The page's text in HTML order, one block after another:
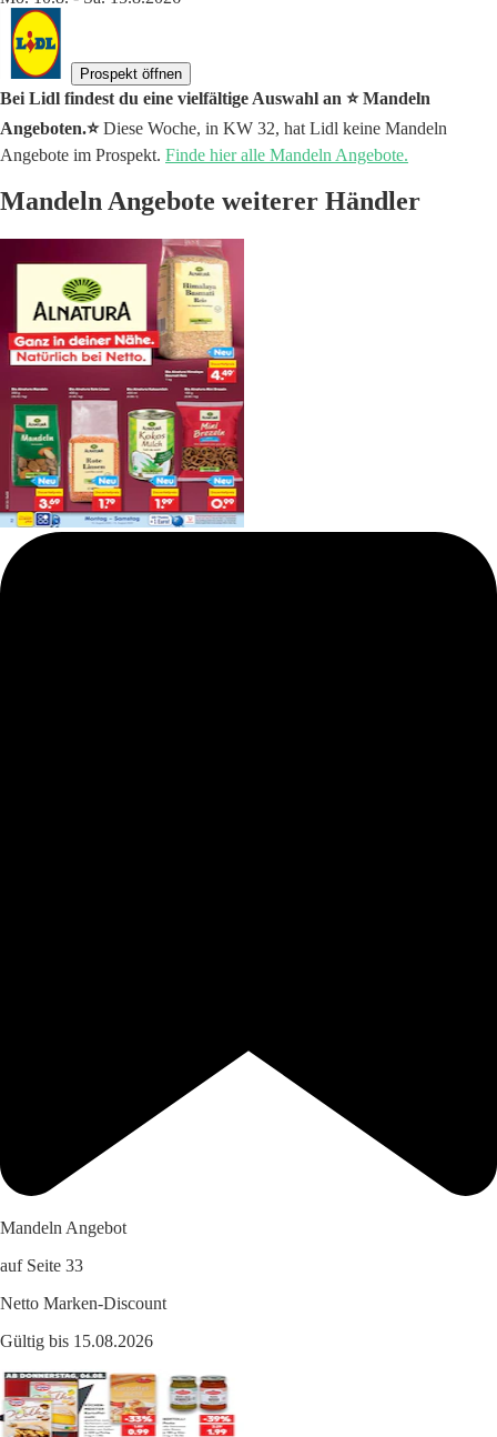
Prospekt öffnen
Bei Lidl findest du eine vielfältige Auswahl an ⭐️ Mandeln
Angeboten.⭐️Diese Woche, in KW 32, hat Lidl keine Mandeln
Angebote im Prospekt. Finde hier alle Mandeln Angebote.
Mandeln Angebote weiterer Händler
Mandeln Angebot
auf Seite 33
Netto Marken-Discount
Gültig bis 15.08.2026